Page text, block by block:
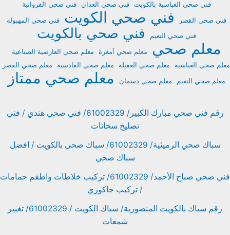
فني صحي العباسية بالكويت
فني صحي العدان فني صحي الفروانية
فني صحي القصر فني صحي الكويت
فني صحي المهبولة
فني صحي النعيم
فني صحي بالكويت
معلم صحي معلم صحي أمغرة
معلم صحي العارضية الصناعية
معلم صحي العباسية
معلم صحي العقيلة معلم صحي القادسية معلم صحي القصر
معلم صحي النعيم معلم صحي دسمان معلم صحي ممتاز
رقم فني صحي مبارك الكبير/ 61002329/ فني صحي هندي / فني
تصليح سخانات
سباك صحي الرميثية/ 61002329/ سباك صحي بالكويت / افضل
سباك صحي
فني صحي صباح الأحمد/ 61002329/ تركيب خلاطات واطقم حمامات
/ تركيب جاكوزي
رقم سباك بالكويت المنصورية/ سباك الكويت / 61002329/ تغيير
شمعات